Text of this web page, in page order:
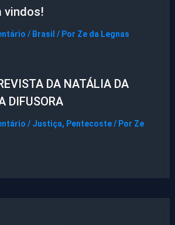
vindos!
/ Brasil / Por Ze da Legnas
DA NATÁLIA DA
DIFUSORA
/ Justiça, Pentecoste/ Por Ze